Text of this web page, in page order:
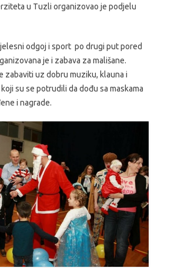
u Tuzli organizovao je podjelu
odgoj i sport po drugi put pored
je i zabava za mališane.
zabaviti uz dobru muziku, klauna i
su se potrudili da dođu sa maskama
i nagrade.